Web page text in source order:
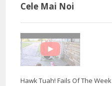
Cele Mai Noi
Hawk Tuah! Fails Of The Week